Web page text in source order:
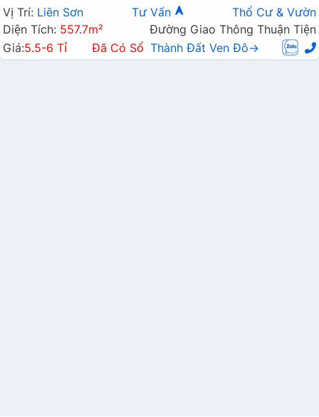
Vị Trí: Liên Sơn Tư Vấn
Thổ Cư & Vườn
Diện Tích: 557.7m²
Đường Giao Thông Thuận Tiện
Giá:5.5-6 Tỉ Đã Có Sổ Thành Đất Ven Đô→